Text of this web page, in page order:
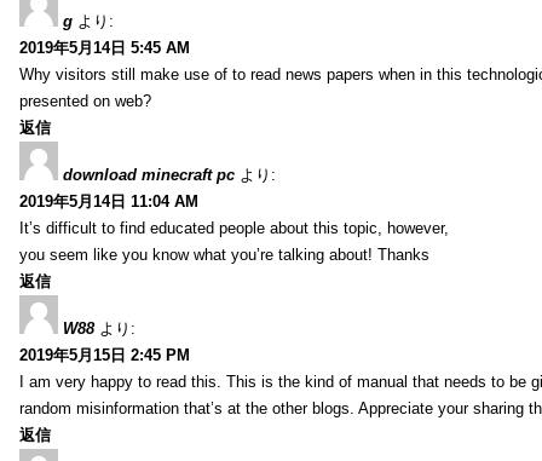
g より:
2019年5月14日 5:45 AM
Why visitors still make use of to read news papers when in this
presented on web?
返信
download minecraft pc より:
2019年5月14日 11:04 AM
It’s difficult to find educated people about this topic, however,
you seem like you know what you’re talking about! Thanks
返信
W88 より:
2019年5月15日 2:45 PM
I am very happy to read this. This is the kind of manual that needs to be
random misinformation that’s at the other blogs. Appreciate your sharing
返信